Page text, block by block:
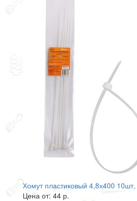
Хомут пластиковый 4,8х400
Цена от: 44 р.